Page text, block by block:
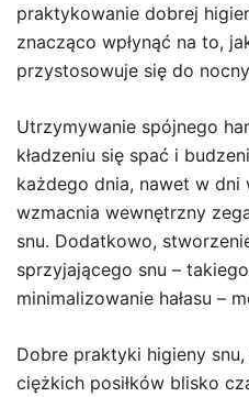
praktykowanie dobrej
znacząco wpłynąć na to,
przystosowuje się do
Utrzymywanie spójnego
kładzeniu się spać i
każdego dnia, nawet w dni
wzmacnia wewnętrzny
snu. Dodatkowo,
sprzyjającego snu –
minimalizowanie hałasu –
Dobre praktyki higieny
ciężkich posiłków blisko